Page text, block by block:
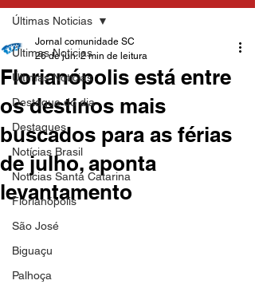
Últimas Noticias
Últimas Notícias
Destaque do dia
Destaques
Notícias Brasil
Notícias Santa Catarina
Florianópolis
São José
Biguaçu
Palhoça
Últimas Noticias
Florianópolis está entre
os destinos mais
buscados para as férias
de julho, aponta
levantamento
Jornal comunidade SC
26 de jun. 2 min de leitura